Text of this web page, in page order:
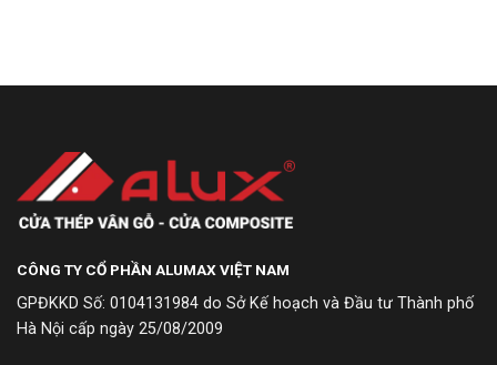
CÔNG TY CỔ PHẦN ALUMAX VIỆT NAM
GPĐKKD Số: 0104131984 do Sở Kế hoạch và Đầu tư Thành phố
Hà Nội cấp ngày 25/08/2009